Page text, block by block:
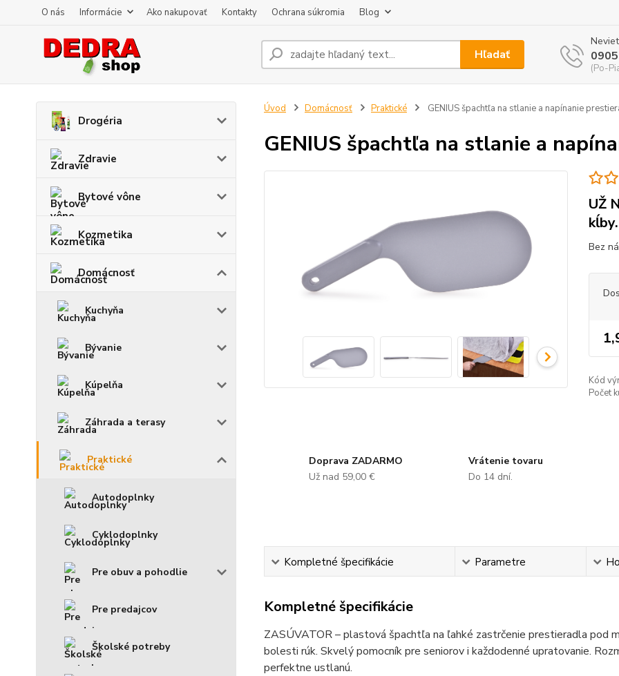
O nás Informácie Ako nakupovať Kontakty Ochrana súkromia Blog
Hľadať
(Po-
Drogéria
Zdravie
Bytové vône
Kozmetika
Domácnosť
Kuchyňa
Bývanie
Kúpelňa
Záhrada a terasy
Praktické
Autodoplnky
Cyklodoplnky
Pre obuv a pohodlie
Pre predajcov
Školské potreby
Úvod Domácnosť Praktické GENIUS špachtľa na stlanie a napínanie
GENIUS špachtľa na stlanie a
UŽ
kĺby.
Bez
Kód
Počet
Doprava ZADARMO
Už nad 59,00 €
Vrátenie tovaru
Do 14 dní.
Kompletné špecifikácie Parametre
Kompletné špecifikácie
ZASÚVATOR – plastová špachtľa na ľahké zastrčenie prestieradla pod
bolesti rúk. Skvelý pomocník pre seniorov i každodenné upratovanie.
perfektne ustlanú.